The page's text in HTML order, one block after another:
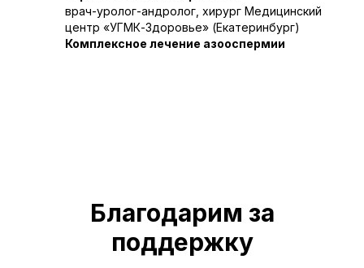
врач-уролог-андролог, хирург Медицинский
центр «УГМК-Здоровье» (Екатеринбург)
Комплексное лечение азооспермии
Благодарим за
поддержку